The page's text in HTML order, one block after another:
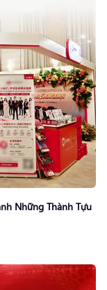
Những Thành Tựu